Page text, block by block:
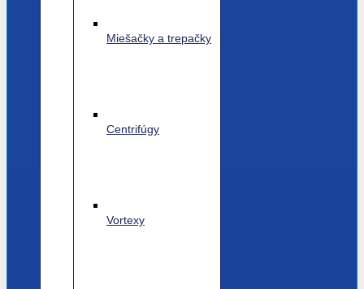
Miešačky a trepačky
Centrifúgy
Vortexy